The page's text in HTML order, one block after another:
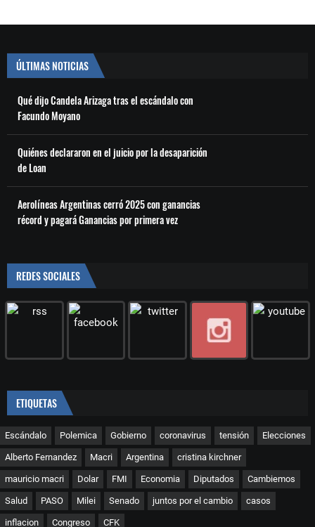
ÚLTIMAS NOTICIAS
Qué dijo Candela Arizaga tras el escándalo con
Facundo Moyano
Quiénes declararon en el juicio por la desaparición
de Loan
Aerolíneas Argentinas cerró 2025 con ganancias
récord y pagará Ganancias por primera vez
REDES SOCIALES
ETIQUETAS
Escándalo Polemica Gobierno coronavirus tensión Elecciones
Alberto Fernandez Macri Argentina cristina kirchner
mauricio macri Dolar FMI Economia Diputados Cambiemos
Salud PASO Milei Senado juntos por el cambio casos
inflacion Congreso CFK